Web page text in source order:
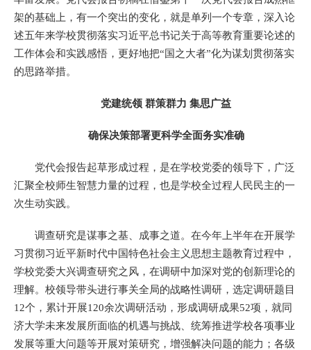
架的基础上，有一个突出的变化，就是单列一个专章，深入论
述五年来学校贯彻落实习近平总书记关于高等教育重要论述的
工作体会和实践感悟，更好地把“国之大者”化为谋划贯彻落实
的思路举措。
党建统领 群策群力 集思广益
确保决策部署更科学全面务实准确
党代会报告起草形成过程，是在学校党委的领导下，广泛
汇聚全校师生智慧力量的过程，也是学校全过程人民民主的一
次生动实践。
调查研究是谋事之基、成事之道。在今年上半年在开展学
习贯彻习近平新时代中国特色社会主义思想主题教育过程中，
学校党委大兴调查研究之风，在调研中加深对党的创新理论的
理解。校领导带头进行事关全局的战略性调研，选定调研题目
12个，累计开展120余次调研活动，形成调研成果52项，就同
济大学未来发展所面临的机遇与挑战、统筹推进学校各项事业
发展等重大问题等开展对策研究，增强解决问题的能力；各级